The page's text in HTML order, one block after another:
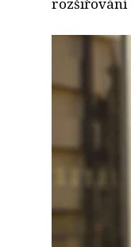
rozšiřování